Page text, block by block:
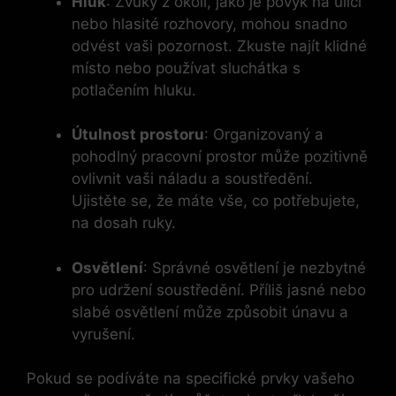
nebo hlasité rozhovory, mohou snadno
odvést vaši pozornost. Zkuste najít klidné
místo nebo používat sluchátka s
potlačením hluku.
Útulnost prostoru: Organizovaný a
pohodlný pracovní prostor může pozitivně
ovlivnit vaši náladu a soustředění.
Ujistěte se, že máte vše, co potřebujete,
na dosah ruky.
Osvětlení: Správné osvětlení je nezbytné
pro udržení soustředění. Příliš jasné nebo
slabé osvětlení může způsobit únavu a
vyrušení.
Pokud se podíváte na specifické prvky vašeho